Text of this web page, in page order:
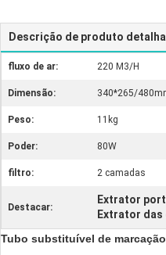
Descrição de produto
fluxo de ar: 220 M3/H
Dimensão: 340*265/
Peso: 11kg
Poder: 80W
filtro: 2 camadas
Destacar:
Extrator
Extrator das
Tubo substituível de